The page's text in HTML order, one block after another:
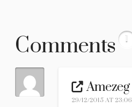
Comments 1
Amezeg
29/12/2015 AT 23:06